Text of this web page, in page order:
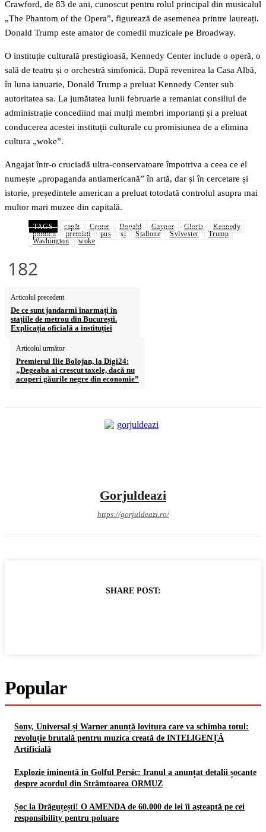
Crawford, de 83 de ani, cunoscut pentru rolul principal din musicalul
„The Phantom of the Opera”, figurează de asemenea printre laureați.
Donald Trump este amator de comedii muzicale pe Broadway.
O instituție culturală prestigioasă, Kennedy Center include o operă, o
sală de teatru și o orchestră simfonică. După revenirea la Casa Albă,
în luna ianuarie, Donald Trump a preluat Kennedy Center sub
autoritatea sa. La jumătatea lunii februarie a remaniat consiliul de
administrație concediind mai mulți membri importanți și a preluat
conducerea acestei instituții culturale cu promisiunea de a elimina
cultura „woke”.
Angajat într-o cruciadă ultra-conservatoare împotriva a ceea ce el
numește „propaganda antiamericană” în artă, dar și în cercetare și
istorie, președintele american a preluat totodată controlul asupra mai
multor mari muzee din capitală.
TAGS capăt Center Donald Gaynor Gloria
Kennedy
politicii
premiați pus și Stallone Sylvester
Trump
Washington
woke
182
Articolul precedent
De ce sunt jandarmi înarmați în
stațiile de metrou din București.
Explicația oficială a instituției
Articolul următor
Premierul Ilie Bolojan, la Digi24:
„Degeaba ai crescut taxele, dacă nu
acoperi găurile negre din economie”
Gorjuldeazi
https://gorjuldeazi.ro/
SHARE POST:
Popular
Sony, Universal și Warner anunță lovitura care va schimba totul:
revoluție brutală pentru muzica creată de INTELIGENȚĂ
Artificială
Explozie iminentă în Golful Persic: Iranul a anunțat detalii șocante
despre acordul din Strâmtoarea ORMUZ
Șoc la Drăguțești! O AMENDA de 60.000 de lei îi aşteaptă pe cei
responsibility pentru poluare